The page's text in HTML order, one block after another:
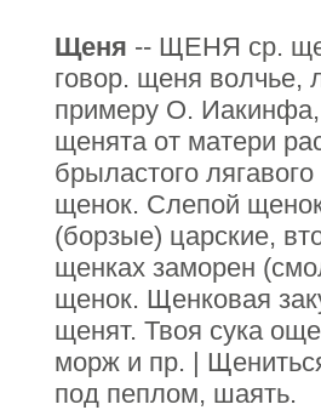
Щеня -- ЩЕНЯ ср.
говор. щеня
примеру О.
щенята от матери
брыластого
щенок. Слепой
(борзые) царские,
щенках заморен
щенок. Щенковая
щенят. Твоя сука
морж и пр. |
под пеплом, шаять.